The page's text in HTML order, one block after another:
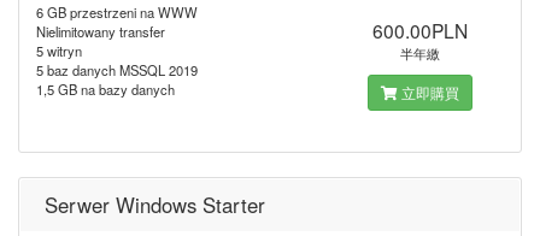
6 GB przestrzeni na WWW
Nielimitowany transfer
5 witryn
5 baz danych MSSQL 2019
1,5 GB na bazy danych
600.00PLN
半年繳
立即購買
Serwer Windows Starter